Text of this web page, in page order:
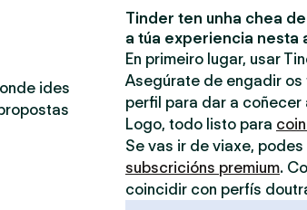
ides
Tinder ten unha chea
a túa experiencia nesta
En primeiro lugar, usar
Asegúrate de engadir
perfil para dar a
Logo, todo listo para
Se vas ir de viaxe, podes
subscricións premium.
coincidir con perfís